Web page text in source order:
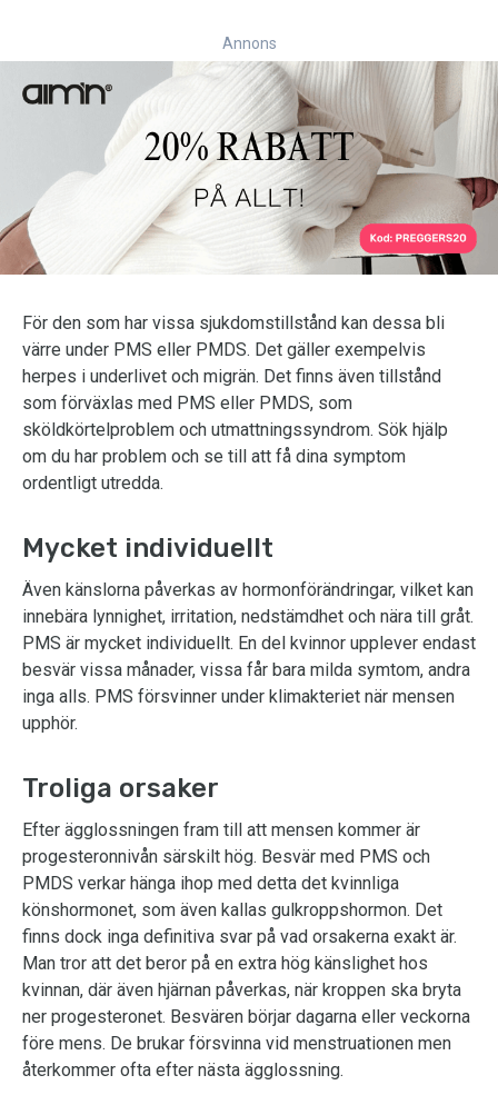
Annons
För den som har vissa sjukdomstillstånd kan dessa bli
värre under PMS eller PMDS. Det gäller exempelvis
herpes i underlivet och migrän. Det finns även tillstånd
som förväxlas med PMS eller PMDS, som
sköldkörtelproblem och utmattningssyndrom. Sök hjälp
om du har problem och se till att få dina symptom
ordentligt utredda.
Mycket individuellt
Även känslorna påverkas av hormonförändringar, vilket kan
innebära lynnighet, irritation, nedstämdhet och nära till gråt.
PMS är mycket individuellt. En del kvinnor upplever endast
besvär vissa månader, vissa får bara milda symtom, andra
inga alls. PMS försvinner under klimakteriet när mensen
upphör.
Troliga orsaker
Efter ägglossningen fram till att mensen kommer är
progesteronnivån särskilt hög. Besvär med PMS och
PMDS verkar hänga ihop med detta det kvinnliga
könshormonet, som även kallas gulkroppshormon. Det
finns dock inga definitiva svar på vad orsakerna exakt är.
Man tror att det beror på en extra hög känslighet hos
kvinnan, där även hjärnan påverkas, när kroppen ska bryta
ner progesteronet. Besvären börjar dagarna eller veckorna
före mens. De brukar försvinna vid menstruationen men
återkommer ofta efter nästa ägglossning.